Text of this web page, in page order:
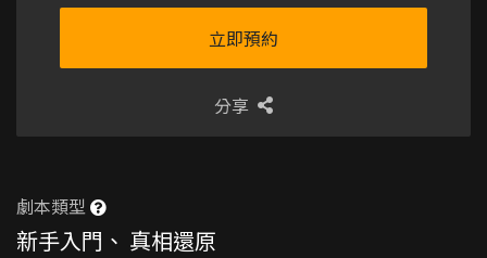
立即預約
分享
劇本類型
新手入門 、 真相還原